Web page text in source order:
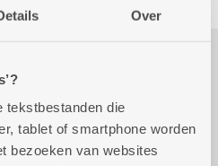
Over
tekstbestanden die
tablet of smartphone worden
bezoeken van websites
tot 31
11.00 uur tot